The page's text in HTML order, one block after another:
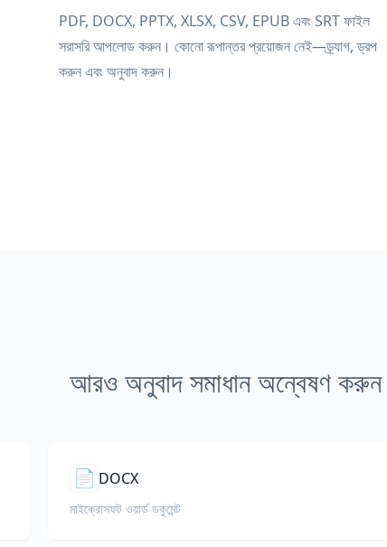
PDF, DOCX, PPTX, XLSX, CSV, EPUB এবং SRT ফাইল
সরাসরি আপলোড করুন। কোনো রূপান্তর প্রয়োজন নেই—ড্র্যাগ, ড্রপ
করুন এবং অনুবাদ করুন।
আরও অনুবাদ সমাধান অন্বেষণ করুন
📄 DOCX
মাইক্রোসফট ওয়ার্ড ডকুমেন্ট